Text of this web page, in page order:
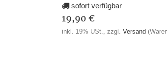
sofort verfügbar
19,90 €
inkl. 19% USt., zzgl. Versand